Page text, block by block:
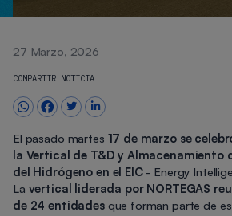
27 Marzo, 2026
COMPARTIR NOTICIA
El pasado martes 17 de marzo se
la Vertical de T&D y Almacenamiento
del Hidrógeno en el EIC- Energy
La vertical liderada por NORTEGAS
de 24 entidadesque forman parte de